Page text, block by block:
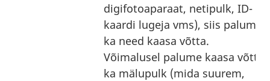
digifotoaparaat, netipulk, ID-
kaardi lugeja vms), siis palume
ka need kaasa võtta.
Võimalusel palume kaasa võtta
ka mälupulk (mida suurem,